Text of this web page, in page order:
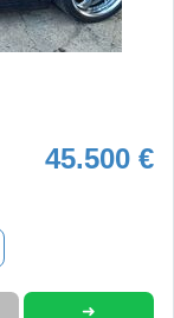
45.500 €
➜